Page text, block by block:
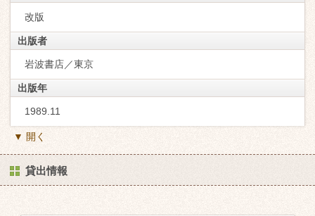
改版
出版者
岩波書店／東京
出版年
1989.11
▼ 開く
貸出情報